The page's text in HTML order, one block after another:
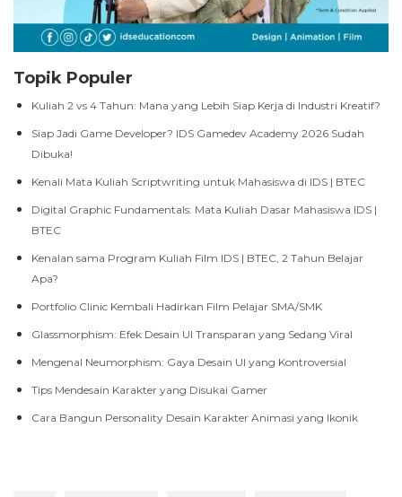
Topik Populer
Kuliah 2 vs 4 Tahun: Mana yang Lebih Siap Kerja di Industri Kreatif?
Siap Jadi Game Developer? IDS Gamedev Academy 2026 Sudah
Dibuka!
Kenali Mata Kuliah Scriptwriting untuk Mahasiswa di IDS | BTEC
Digital Graphic Fundamentals: Mata Kuliah Dasar Mahasiswa IDS |
BTEC
Kenalan sama Program Kuliah Film IDS | BTEC, 2 Tahun Belajar
Apa?
Portfolio Clinic Kembali Hadirkan Film Pelajar SMA/SMK
Glassmorphism: Efek Desain UI Transparan yang Sedang Viral
Mengenal Neumorphism: Gaya Desain UI yang Kontroversial
Tips Mendesain Karakter yang Disukai Gamer
Cara Bangun Personality Desain Karakter Animasi yang Ikonik